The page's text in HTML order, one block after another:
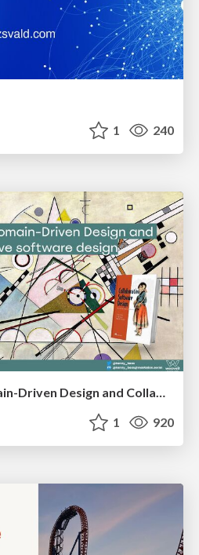
1 240
Introduction to Domain-Driven Design and Collaborative software design
1 920